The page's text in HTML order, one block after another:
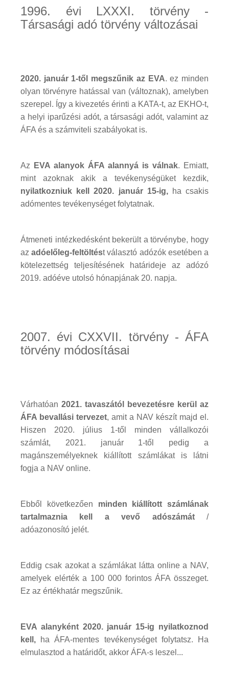
1996. évi LXXXI. törvény -
Társasági adó törvény változásai
2020. január 1-től megszűnik az EVA. ez minden
olyan törvényre hatással van (változnak), amelyben
szerepel. Így a kivezetés érinti a KATA-t, az EKHO-t,
a helyi iparűzési adót, a társasági adót, valamint az
ÁFA és a számviteli szabályokat is.
Az EVA alanyok ÁFA alannyá is válnak. Emiatt,
mint azoknak akik a tevékenységüket kezdik,
nyilatkozniuk kell 2020. január 15-ig,ha csakis
adómentes tevékenységet folytatnak.
Átmeneti intézkedésként bekerült a törvénybe, hogy
azadóelőleg-feltöltést választó adózók esetében a
kötelezettség teljesítésének határideje az adózó
2019. adóéve utolsó hónapjának 20. napja.
2007. évi CXXVII. törvény - ÁFA
törvény módosításai
Várhatóan 2021. tavaszától bevezetésre kerül az
ÁFA bevallási tervezet, amit a NAV készít majd el.
Hiszen 2020. július 1-től minden vállalkozói
számlát, 2021. január 1-től pedig a
magánszemélyeknek kiállított számlákat is látni
fogja a NAV online.
Ebből következően minden kiállított számlának
tartalmaznia kell a vevő adószámát/
adóazonosító jelét.
Eddig csak azokat a számlákat látta online a NAV,
amelyek elérték a 100 000 forintos ÁFA összeget.
Ez az értékhatár megszűnik.
EVA alanyként 2020. január 15-ig nyilatkoznod
kell, ha ÁFA-mentes tevékenységet folytatsz. Ha
elmulasztod a határidőt, akkor ÁFA-s leszel...